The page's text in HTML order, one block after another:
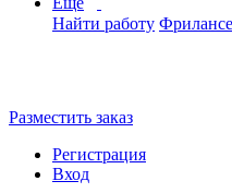
Найти работу
Разместить заказ
Регистрация
Вход